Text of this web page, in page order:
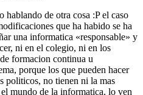
hablando de otra cosa :P el caso
que ha habido se ha
una informatica «responsable» y
ni en el colegio, ni en los
formacion continua u
porque los que pueden hacer
politicos, no tienen ni la mas
mundo de la informatica, lo ven